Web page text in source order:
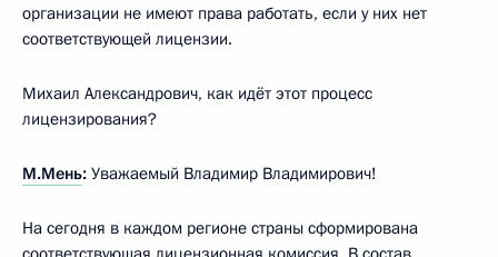
организации не имеют права работать, если у них нет
соответствующей лицензии.
Михаил Александрович, как идёт этот процесс
лицензирования?
М.Мень: Уважаемый Владимир Владимирович!
На сегодня в каждом регионе страны сформирована